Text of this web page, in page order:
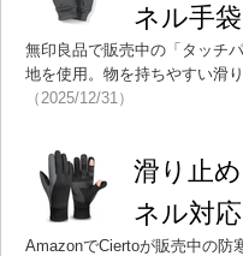
ネル手
無印良品で販売中の「タッチ
地を使用。物を持ちやすい滑
（2025/12/31）
滑り止
ネル対
AmazonでCiertoが販売中の防